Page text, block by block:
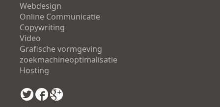
Webdesign
Online Communicatie
Copywriting
Video
Grafische vormgeving
zoekmachineoptimalisatie
Hosting